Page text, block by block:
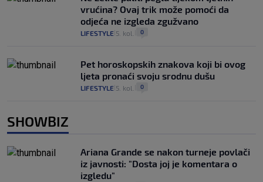
vrućina? Ovaj trik može pomoći da
odjeća ne izgleda zgužvano
LIFESTYLE 5. kol. 0
Pet horoskopskih znakova koji bi ovog
ljeta pronaći svoju srodnu dušu
LIFESTYLE 5. kol. 0
SHOWBIZ
Ariana Grande se nakon turneje povlači
iz javnosti: "Dosta joj je komentara o
izgledu"